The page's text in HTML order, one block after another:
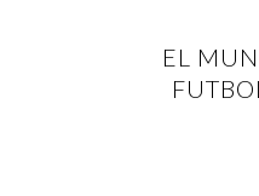
EL